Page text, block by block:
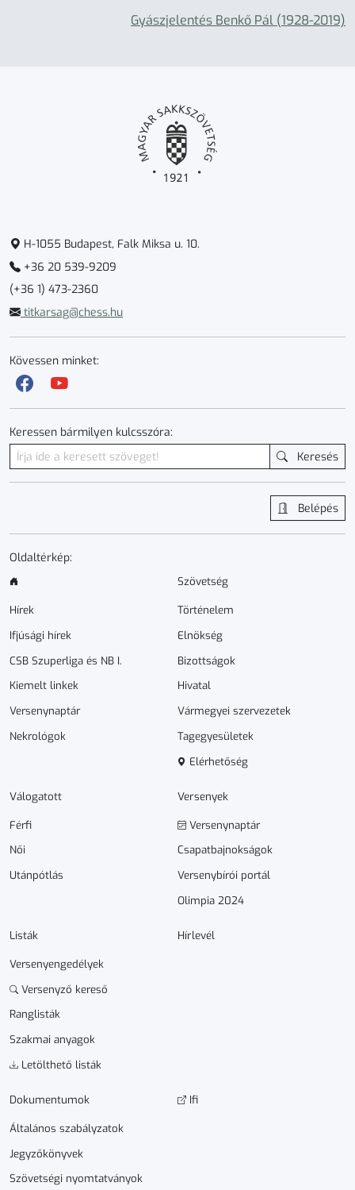
Gyászjelentés Benkő Pál (1928-2019)
H-1055 Budapest, Falk Miksa u. 10.
+36 20 539-9209
(+36 1) 473-2360
titkarsag@chess.hu
Kövessen minket:
Keressen bármilyen kulcsszóra:
Keresés
Belépés
Oldaltérkép:
Hírek
Ifjúsági hírek
CSB Szuperliga és NB I.
Kiemelt linkek
Versenynaptár
Nekrológok
Szövetség
Történelem
Elnökség
Bizottságok
Hivatal
Vármegyei szervezetek
Tagegyesületek
Elérhetőség
Válogatott
Férfi
Női
Utánpótlás
Versenyek
Versenynaptár
Csapatbajnokságok
Versenybírói portál
Olimpia 2024
Listák
Versenyengedélyek
Versenyző kereső
Ranglisták
Szakmai anyagok
Letölthető listák
Hírlevél
Dokumen­­tumok
Általános szabályzatok
Jegyzőkönyvek
Szövetségi nyomtatványok
Ifi